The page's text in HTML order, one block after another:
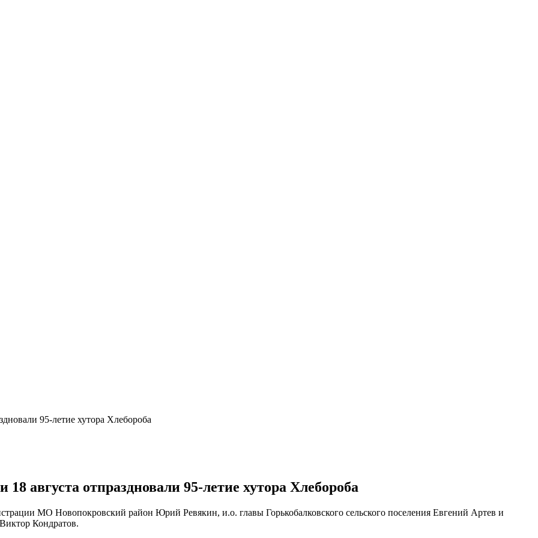
95-летие хутора Хлебороба
августа отпраздновали 95-летие хутора Хлебороба
МО Новопокровский район Юрий Ревякин, и.о. главы Горькобалковского сельского поселения Евгений Артев и
Кондратов.